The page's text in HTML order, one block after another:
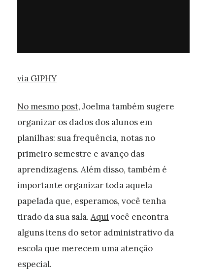
via GIPHY
No mesmo post, Joelma também sugere
organizar os dados dos alunos em
planilhas: sua frequência, notas no
primeiro semestre e avanço das
aprendizagens. Além disso, também é
importante organizar toda aquela
papelada que, esperamos, você tenha
tirado da sua sala. Aqui você encontra
alguns itens do setor administrativo da
escola que merecem uma atenção
especial.